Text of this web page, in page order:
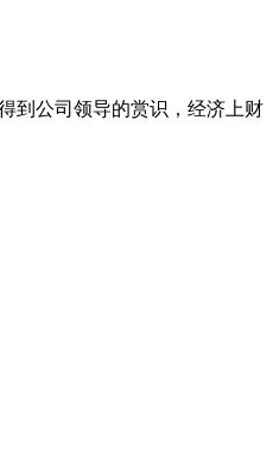
到公司领导的赏识，经济上财